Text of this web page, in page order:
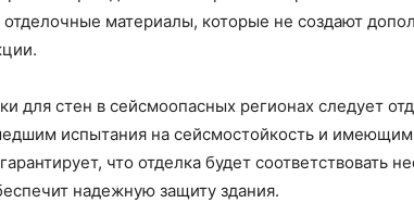
материалы, которые не создают
для стен в сейсмоопасных регионах следует
испытания на сейсмостойкость и
что отделка будет соответствовать
надежную защиту здания.